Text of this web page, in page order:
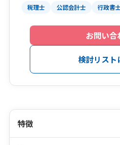
税理士 公認会計士 行政書
お問い合
検討リスト
特徴